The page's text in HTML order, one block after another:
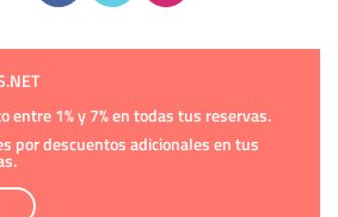
entre 1% y 7% en todas tus reservas.
por descuentos adicionales en tus